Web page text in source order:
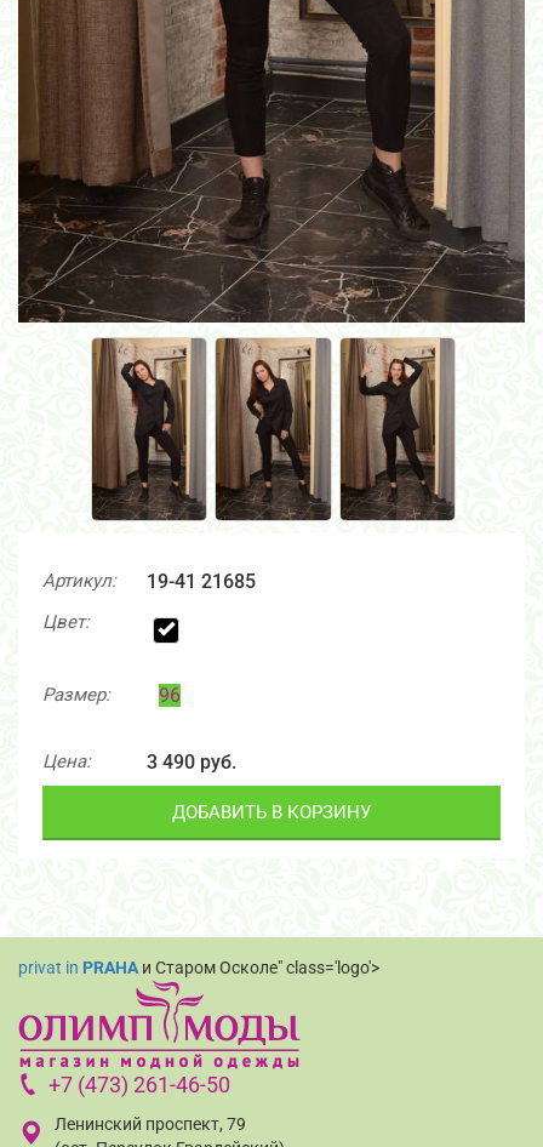
Артикул: 19-41 21685
Цвет:
Размер: 96
Цена: 3 490 руб.
ДОБАВИТЬ В КОРЗИНУ
privat in PRAHA и Старом Осколе" class='logo'>
+7 (473) 261-46-50
Ленинский проспект, 79